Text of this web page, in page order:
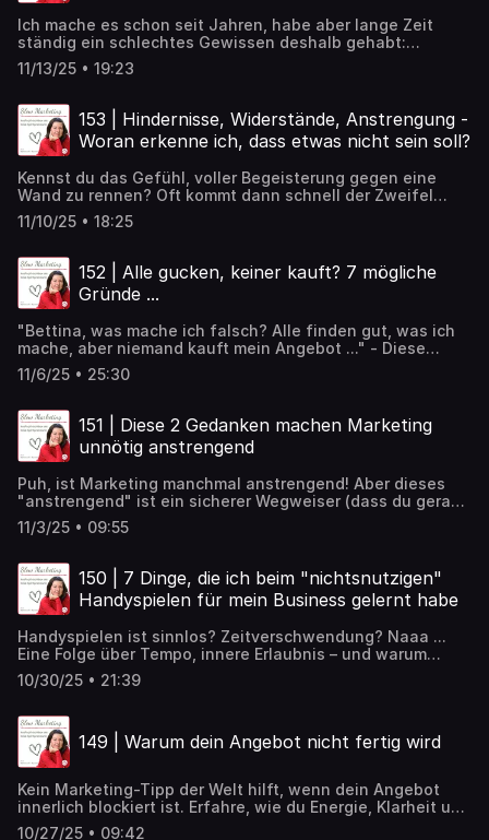
Ich mache es schon seit Jahren, habe aber lange Zeit
ständig ein schlechtes Gewissen deshalb gehabt:
Copywriting - die Kunst, Werbetexte zu verfassen. Darf
man das, vor allem, wenn man sich der Wahrheit
Diese Folge klärt auf ...
11/13/25 • 19:23
153 | Hindernisse, Widerstände, Anstrengung -
Woran erkenne ich, dass etwas nicht sein soll?
Kennst du das Gefühl, voller Begeisterung gegen eine
Wand zu rennen? Oft kommt dann schnell der Zweifel
hoch: Vielleicht soll es einfach nicht sein? Aber ist es
wirklich ein Zeichen, oder anders gefragt: Lohnt es sich,
anzustrengen?
11/10/25 • 18:25
152 | Alle gucken, keiner kauft? 7 mögliche
Gründe ...
"Bettina, was mache ich falsch? Alle finden gut, was ich
mache, aber niemand kauft mein Angebot ..." - Diese
Frage wurde mir schon öfter gestellt, daher gehe ich in
dieser Folge auf 7 mögliche Gründe (klassische +
11/6/25 • 25:30
151 | Diese 2 Gedanken machen Marketing
unnötig anstrengend
Puh, ist Marketing manchmal anstrengend! Aber dieses
"anstrengend" ist ein sicherer Wegweiser (dass du gerade
in die falsche Richtung rennst) - warum und welche zwei
weit verbreitete Marketing-Mythen oft dahinter stecken,
11/3/25 • 09:55
150 | 7 Dinge, die ich beim "nichtsnutzigen"
Handyspielen für mein Business gelernt habe
Handyspielen ist sinnlos? Zeitverschwendung? Naaa ...
Eine Folge über Tempo, innere Erlaubnis – und warum
Spielen manchmal die beste Strategie ist. 🎮✨
10/30/25 • 21:39
149 | Warum dein Angebot nicht fertig wird
Kein Marketing-Tipp der Welt hilft, wenn dein Angebot
innerlich blockiert ist. Erfahre, wie du Energie, Klarheit und
Leichtigkeit zurückbringst und dich wieder mit dem
10/27/25 • 09:42